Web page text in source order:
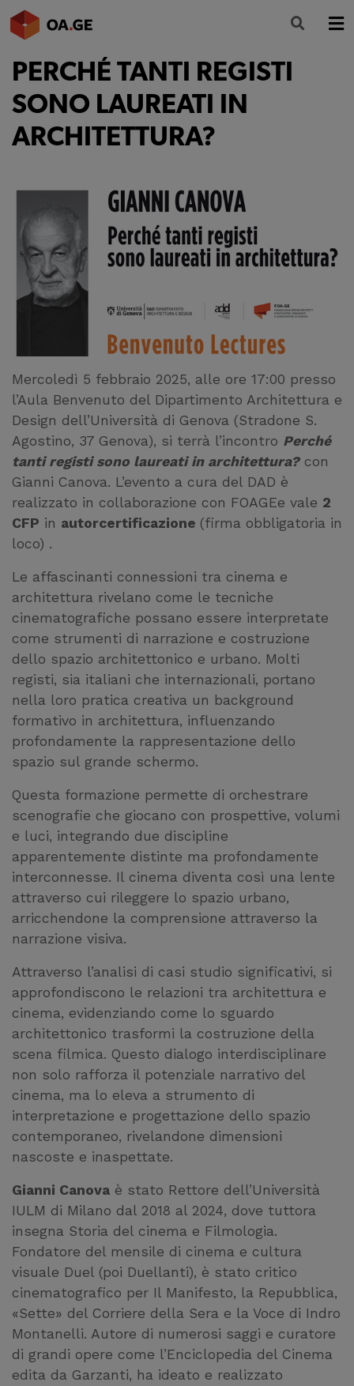
L’ORDINE
AMMINISTRAZIONE TRASPARENTE
ALBO
FORMAZIONE
NEWS
PERCHÉ TANTI REGISTI
SONO LAUREATI IN
ARCHITETTURA?
Mercoledì 5 febbraio 2025, alle ore 17:00 presso
l’Aula Benvenuto del Dipartimento Architettura e
Design dell’Università di Genova (Stradone S.
Agostino, 37 Genova), si terrà l’incontro Perché
tanti registi sono laureati in architettura?con
Gianni Canova. L’evento a cura del DAD è
realizzato in collaborazione con FOAGEe vale 2
CFP in autorcertificazione (firma obbligatoria in
loco) .
Le affascinanti connessioni tra cinema e
architettura rivelano come le tecniche
cinematografiche possano essere interpretate
come strumenti di narrazione e costruzione
dello spazio architettonico e urbano. Molti
registi, sia italiani che internazionali, portano
nella loro pratica creativa un background
formativo in architettura, influenzando
profondamente la rappresentazione dello
spazio sul grande schermo.
Questa formazione permette di orchestrare
scenografie che giocano con prospettive, volumi
e luci, integrando due discipline
apparentemente distinte ma profondamente
interconnesse. Il cinema diventa così una lente
attraverso cui rileggere lo spazio urbano,
arricchendone la comprensione attraverso la
narrazione visiva.
Attraverso l’analisi di casi studio significativi, si
approfondiscono le relazioni tra architettura e
cinema, evidenziando come lo sguardo
architettonico trasformi la costruzione della
scena filmica. Questo dialogo interdisciplinare
non solo rafforza il potenziale narrativo del
cinema, ma lo eleva a strumento di
interpretazione e progettazione dello spazio
contemporaneo, rivelandone dimensioni
nascoste e inaspettate.
Gianni Canova è stato Rettore dell’Università
IULM di Milano dal 2018 al 2024, dove tuttora
insegna Storia del cinema e Filmologia.
Fondatore del mensile di cinema e cultura
visuale Duel (poi Duellanti), è stato critico
cinematografico per Il Manifesto, la Repubblica,
«Sette» del Corriere della Sera e la Voce di Indro
Montanelli. Autore di numerosi saggi e curatore
di grandi opere come l’Enciclopedia del Cinema
edita da Garzanti, ha ideato e realizzato